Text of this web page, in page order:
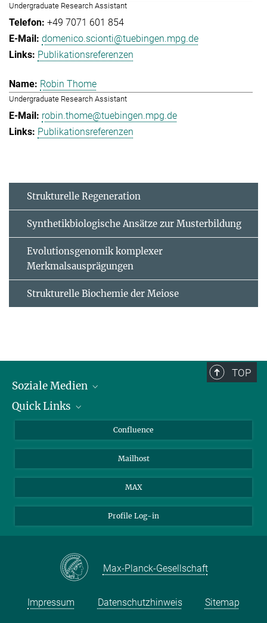
Undergraduate Research Assistant
+49 7071 601 854
domenico.scionti@tuebingen.mpg.de
Publikationsreferenzen
Robin Thome
Undergraduate Research Assistant
robin.thome@tuebingen.mpg.de
Publikationsreferenzen
Strukturelle Regeneration
Synthetikbiologische Ansätze zur Musterbildung
Evolutionsgenomik komplexer
Merkmalsausprägungen
Strukturelle Biochemie der Meiose
TOP
Soziale Medien
LinkedIn
YouTube
Quick Links
Über Tiere in der Forschung
Ihr Weg zu uns
Confluence
Mailhost
MAX
Profile Log-in
Max-Planck-Gesellschaft
Impressum Datenschutzhinweis Sitemap